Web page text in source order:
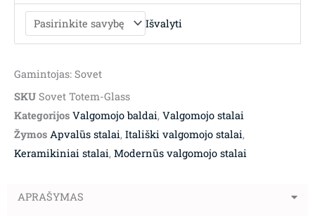
Išvalyti
Gamintojas: Sovet
SKU Sovet Totem-Glass
Kategorijos Valgomojo baldai, Valgomojo stalai
Žymos Apvalūs stalai, Itališki valgomojo stalai,
Keramikiniai stalai, Modernūs valgomojo stalai
APRAŠYMAS